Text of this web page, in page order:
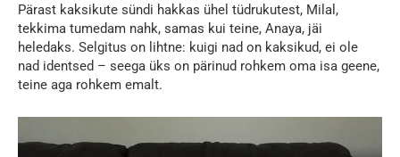
Pärast kaksikute sündi hakkas ühel tüdrukutest, Milal,
tekkima tumedam nahk, samas kui teine, Anaya, jäi
heledaks. Selgitus on lihtne: kuigi nad on kaksikud, ei ole
nad identsed – seega üks on pärinud rohkem oma isa geene,
teine aga rohkem emalt.